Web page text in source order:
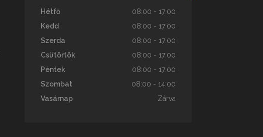
Hétfő
08:00 - 17:00
Kedd
08:00 - 17:00
Szerda
08:00 - 17:00
Csütörtök
08:00 - 17:00
Péntek
08:00 - 17:00
Szombat
08:00 - 14:00
Vasárnap
Zárva